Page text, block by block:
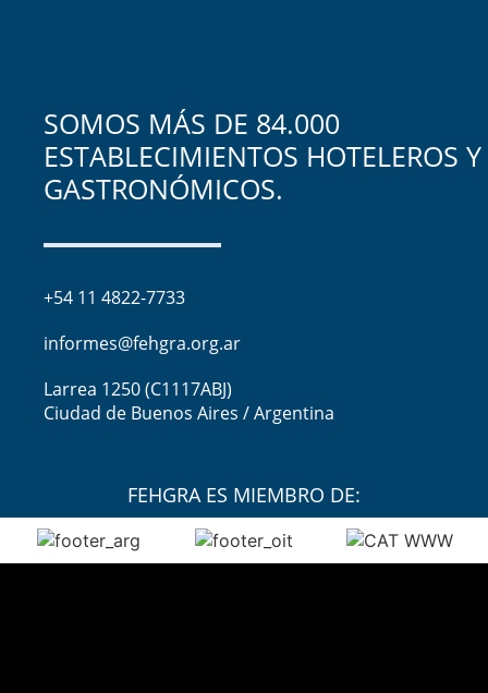
SOMOS MÁS DE 84.000
ESTABLECIMIENTOS HOTELEROS Y
GASTRONÓMICOS.
+54 11 4822-7733
informes@fehgra.org.ar
Larrea 1250 (C1117ABJ)
Ciudad de Buenos Aires / Argentina
FEHGRA ES MIEMBRO DE: